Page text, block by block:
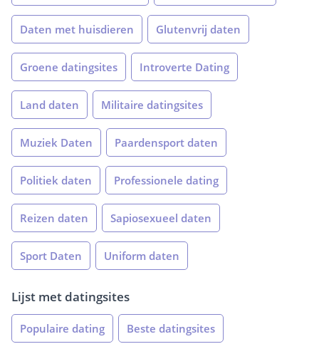
Daten met huisdieren Glutenvrij daten
Groene datingsites Introverte Dating
Land daten Militaire datingsites
Muziek Daten Paardensport daten
Politiek daten Professionele dating
Reizen daten Sapiosexueel daten
Sport Daten Uniform daten
Lijst met datingsites
Populaire dating Beste datingsites